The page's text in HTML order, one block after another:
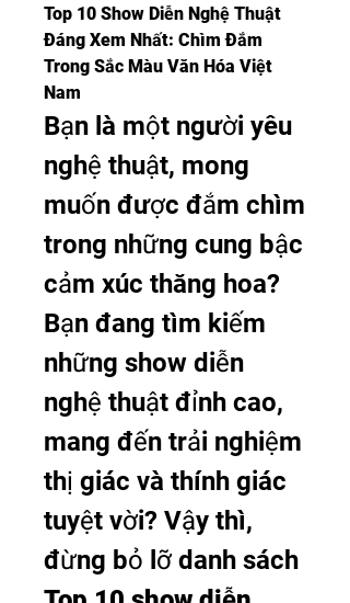
Top 10 Show Diễn Nghệ Thuật
Đáng Xem Nhất: Chìm Đắm
Trong Sắc Màu Văn Hóa Việt
Nam
Bạn là một người yêu
nghệ thuật, mong
muốn được đắm chìm
trong những cung bậc
cảm xúc thăng hoa?
Bạn đang tìm kiếm
những show diễn
nghệ thuật đỉnh cao,
mang đến trải nghiệm
thị giác và thính giác
tuyệt vời? Vậy thì,